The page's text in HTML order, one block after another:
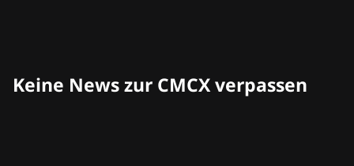
Keine News zur CMCX verpassen